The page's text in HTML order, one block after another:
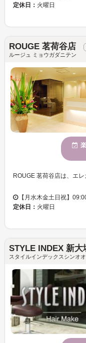
定休日： 火曜日
ROUGE 茗荷谷店
ルージュ ミョウガダニテン
【月水木金土日祝】
定休日： 火曜日
STYLE INDEX 新大
スタイルインデックスシンオ